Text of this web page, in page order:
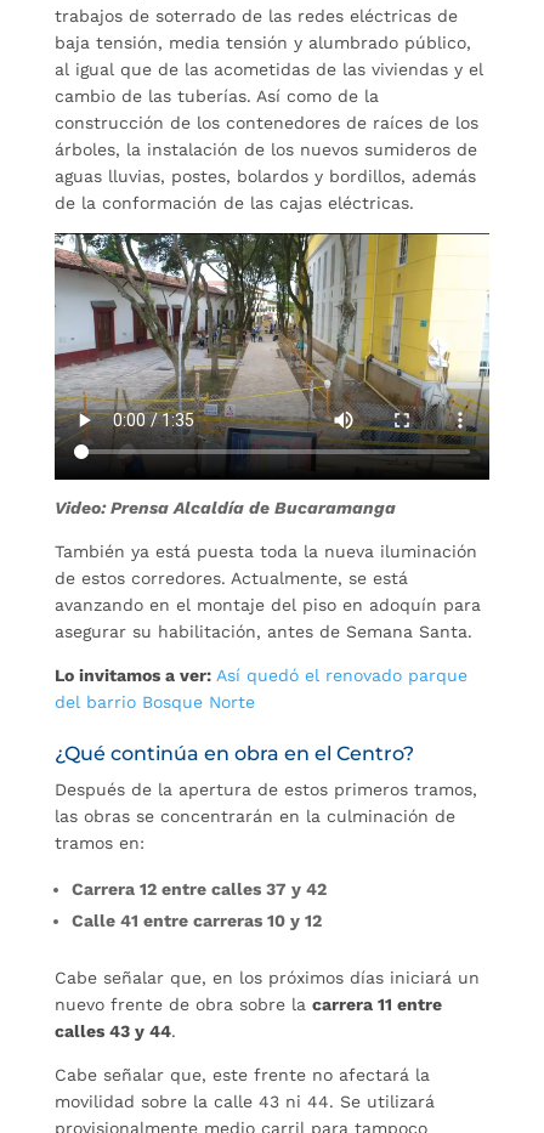
trabajos de soterrado de las redes eléctricas de
baja tensión, media tensión y alumbrado público,
al igual que de las acometidas de las viviendas y el
cambio de las tuberías. Así como de la
construcción de los contenedores de raíces de los
árboles, la instalación de los nuevos sumideros de
aguas lluvias, postes, bolardos y bordillos, además
de la conformación de las cajas eléctricas.
Video: Prensa Alcaldía de Bucaramanga
También ya está puesta toda la nueva iluminación
de estos corredores. Actualmente, se está
avanzando en el montaje del piso en adoquín para
asegurar su habilitación, antes de Semana Santa.
Lo invitamos a ver: Así quedó el renovado parque
del barrio Bosque Norte
¿Qué continúa en obra en el Centro?
Después de la apertura de estos primeros tramos,
las obras se concentrarán en la culminación de
tramos en:
Carrera 12 entre calles 37 y 42
Calle 41 entre carreras 10 y 12
Cabe señalar que, en los próximos días iniciará un
nuevo frente de obra sobre la carrera 11 entre
calles 43 y 44.
Cabe señalar que, este frente no afectará la
movilidad sobre la calle 43 ni 44. Se utilizará
provisionalmente medio carril para tampoco